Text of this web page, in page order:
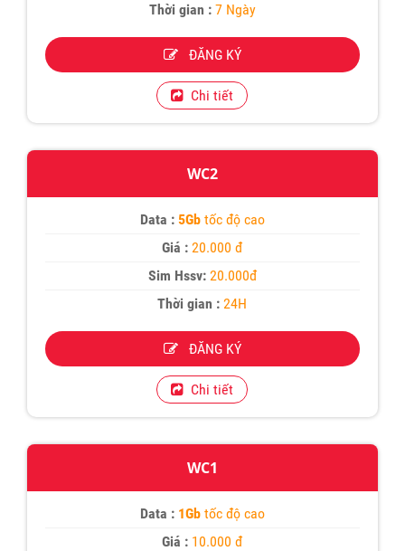
Thời gian :7 Ngày
ĐĂNG KÝ
Chi tiết
WC2
Data :5Gb tốc độ cao
Giá :20.000 đ
Sim Hssv:20.000đ
Thời gian : 24H
ĐĂNG KÝ
Chi tiết
WC1
Data :1Gb tốc độ cao
Giá : 10.000 đ